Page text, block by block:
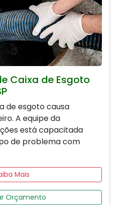
Caixa de Esgoto
de esgoto causa
A equipe da
está capacitada
de problema com
Mais
Orçamento